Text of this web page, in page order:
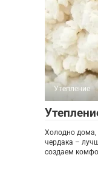
Утепление
Холодно дома,
чердака –
создаем